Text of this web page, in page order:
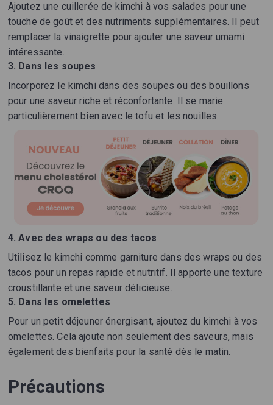
Ajoutez une cuillerée de kimchi à vos salades pour une
touche de goût et des nutriments supplémentaires. Il peut
remplacer la vinaigrette pour ajouter une saveur umami
intéressante.
3. Dans les soupes
Incorporez le kimchi dans des soupes ou des bouillons
pour une saveur riche et réconfortante. Il se marie
particulièrement bien avec le tofu et les nouilles.
4. Avec des wraps ou des tacos
Utilisez le kimchi comme garniture dans des wraps ou des
tacos pour un repas rapide et nutritif. Il apporte une texture
croustillante et une saveur délicieuse.
5. Dans les omelettes
Pour un petit déjeuner énergisant, ajoutez du kimchi à vos
omelettes. Cela ajoute non seulement des saveurs, mais
également des bienfaits pour la santé dès le matin.
Précautions